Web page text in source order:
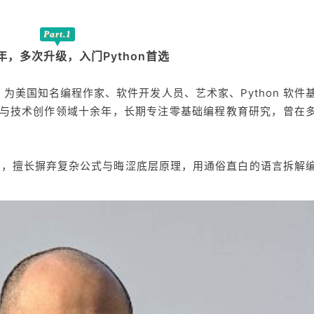
Part.1
，多次升级，入门Python首选
为美国知名编程作家、软件开发人员、艺术家、Python 软件
术创作领域十余年，长期专注零基础编程教育研究，曾在
擅长摒弃复杂公式与晦涩底层原理，用通俗直白的语言拆解